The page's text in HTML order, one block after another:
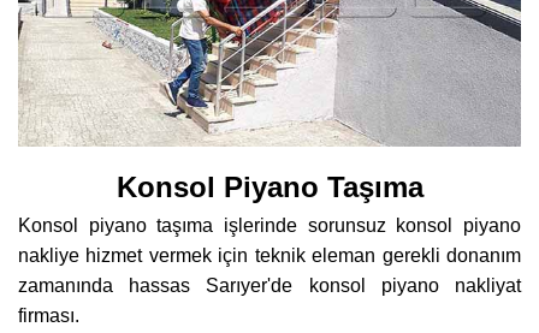
Konsol Piyano Taşıma
Konsol piyano taşıma işlerinde sorunsuz konsol piyano
nakliye hizmet vermek için teknik eleman gerekli donanım
zamanında hassas Sarıyer'de konsol piyano nakliyat
firması.